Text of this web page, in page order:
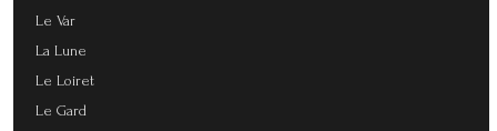
Le Var
La Lune
Le Loiret
Le Gard